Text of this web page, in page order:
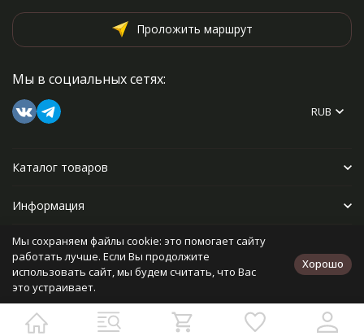
Проложить маршрут
Мы в социальных сетях:
RUB
Каталог товаров
Информация
Прочее
Политика персональных данных
Разработано в
bodysite.ru
Мы сохраняем файлы cookie: это помогает сайту
работать лучше. Если Вы продолжите
использовать сайт, мы будем считать, что Вас
это устраивает.
Хорошо